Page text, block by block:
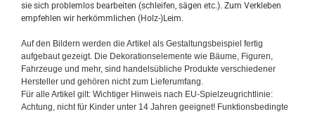
sie sich problemlos bearbeiten (schleifen, sägen etc.). Zum Verkleben
empfehlen wir herkömmlichen (Holz-)Leim.
Auf den Bildern werden die Artikel als Gestaltungsbeispiel fertig
aufgebaut gezeigt. Die Dekorationselemente wie Bäume, Figuren,
Fahrzeuge und mehr, sind handelsübliche Produkte verschiedener
Hersteller und gehören nicht zum Lieferumfang.
Für alle Artikel gilt: Wichtiger Hinweis nach EU-Spielzeugrichtlinie:
Achtung, nicht für Kinder unter 14 Jahren geeignet! Funktionsbedingte